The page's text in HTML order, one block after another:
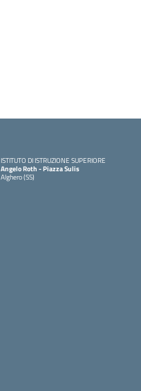
ISTITUTO DI ISTRUZIONE SUPERIORE
Angelo Roth - Piazza Sulis
Alghero (SS)
— Visita la pagina iniziale della scuola